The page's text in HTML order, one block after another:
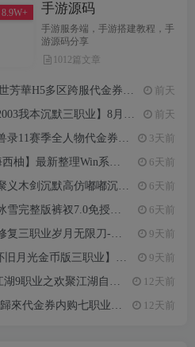
8.9W+ 手游源码
手游服务端，手游搭建教程，手
游源码分享
1012篇文章
整理Linux手工服务端+CDK授权后台+全资源安卓+详细搭建教程 前天
最新整理Win一键服务端+安卓+详细搭建教程 前天
务端+授权GM后台+管理后台+热更修改工具+安卓+详细搭建教程 3天前
果PC三端+内置GM工具+全套源码+详细搭建教程 6天前
整理Win系服务端+安卓苹果PC三端+详细搭建教程 6天前
色服务端+GM授权后台+安卓苹果双端+详细搭建教程 6天前
系特色服务端+安卓苹果双端+GM授权后台+详细搭建教程 9天前
键服务端+GM授权后台+安卓苹果双端+详细搭建教程 9天前
务端+Win一键服务端+GM后台+安卓苹果双端+详细搭建教程 12天前
服务端+管理后台+CDK授权后台+安卓苹果双端+详细搭建教程 12天前